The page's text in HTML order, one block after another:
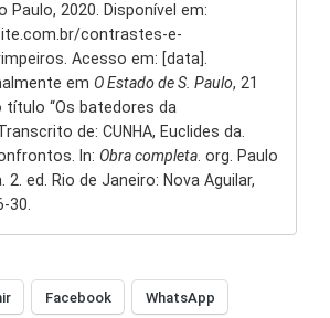
2020. Disponível em:
contrastes-e-
Acesso em: [data].
em O Estado de S. Paulo, 21
título “Os batedores da
de: CUNHA, Euclides da.
In: Obra completa . org. Paulo
2. ed. Rio de Janeiro: Nova Aguilar,
30.
Facebook WhatsApp